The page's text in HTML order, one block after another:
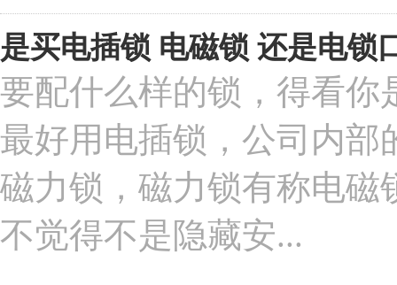
是买电插锁 电磁锁 还是电锁
要配什么样的锁，得看你
最好用电插锁，公司内部
磁力锁，磁力锁有称电磁
不觉得不是隐藏安...